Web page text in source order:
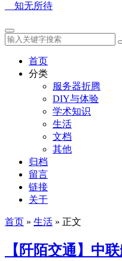
知无所待
首页
分类
服务器折腾
DIY与体验
学术知识
生活
文档
其他
归档
留言
链接
关于
首页 » 生活 » 正文
【阡陌交通】中